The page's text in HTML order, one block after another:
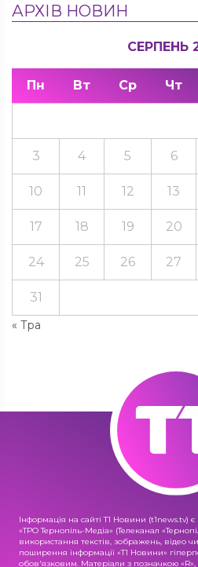
АРХІВ НОВИН
СЕРПЕНЬ
Пн Вт Ср Чт
« Тра
3 4 5 6
10 11 12 13
17 18 19 20
24 25 26 27
31
Інформація на сайті Т1 Новини (t1news.tv)
«ТРО Тернопіль-Медіа» (Телеканал
використання текстів, зображень, відео
поширення інформації «Т1 Новини»
обов'язковим. Матеріали з позначкою